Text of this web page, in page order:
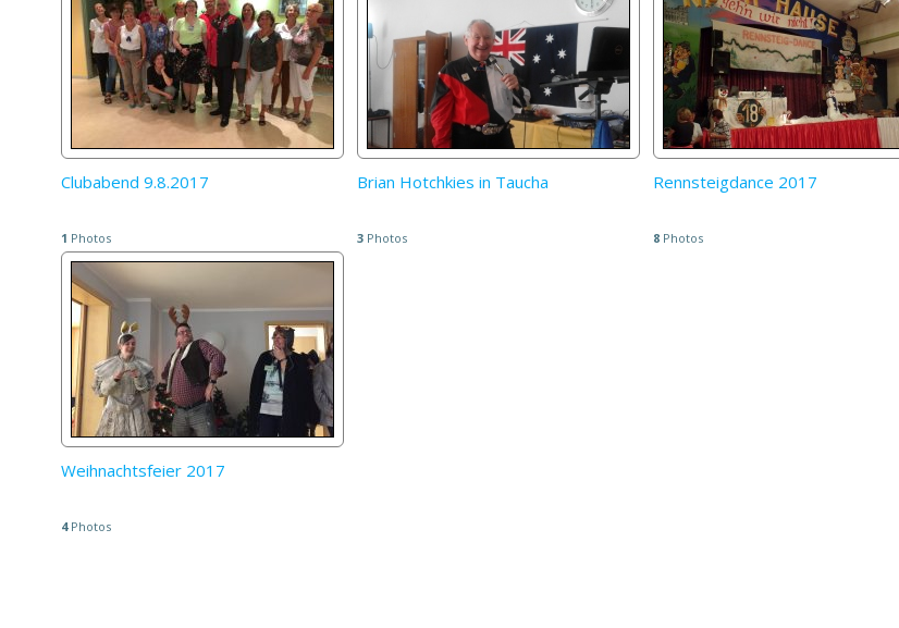
Clubabend 9.8.2017
1 Photos
Brian Hotchkies in Taucha
3 Photos
Rennsteigdance 2017
8 Photos
Weihnachtsfeier 2017
4Photos